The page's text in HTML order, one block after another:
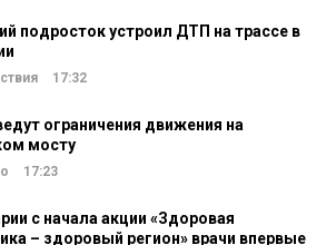
подросток устроил ДТП на трассе в
17:32
ограничения движения на
мосту
17:23
с начала акции «Здоровая
– здоровый регион» врачи впервые